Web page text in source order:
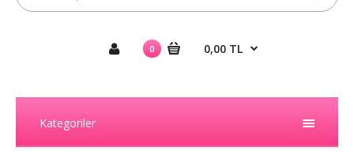
0 0,00 TL
Kategoriler